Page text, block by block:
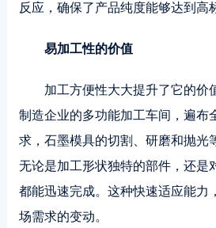
反应，确保了产品纯度能够达到高
易加工性的价值
加工方便性大大提升了它的价
制造企业的多功能加工车间，遍布
求，石墨模具的切割、研磨和抛光
无论是加工形状独特的部件，还是
都能迅速完成。这种快速适应能力
场需求的变动。